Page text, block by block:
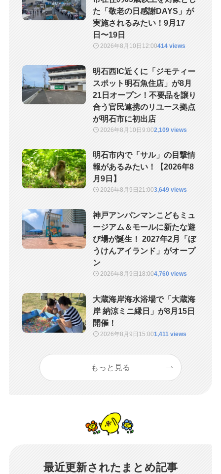
た「敬老の日感謝DAYS」が
実施されるみたい！9月17
日〜19日
2026年8月10日 12:00414 views
明石西IC近くに「ジモティー
スポット明石魚住店」が8月
21日オープン！不要品を譲り
合う官民連携のリユース拠点
が明石市に初出店
2026年8月10日9:002,109 views
明石市内で「サル」の目撃情
報があるみたい！【2026年8
月9日】
2026年8月9日21:003,649 views
神戸アンパンマンこどもミュ
ージアム＆モールに新たな遊
び場が誕生！ 2027年2月「ぼ
うけんアイランド」がオープ
ン
2026年8月9日 18:004,760 views
大蔵海岸海水浴場で「大蔵海
岸 納涼ミニ縁日」が8月15日
開催！
2026年8月9日 15:001,411 views
もっと見る
最近更新されたまとめ記事